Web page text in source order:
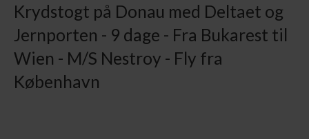
Krydstogt på Donau med Deltaet og
Jernporten - 9 dage - Fra Bukarest til
Wien - M/S Nestroy - Fly fra
København